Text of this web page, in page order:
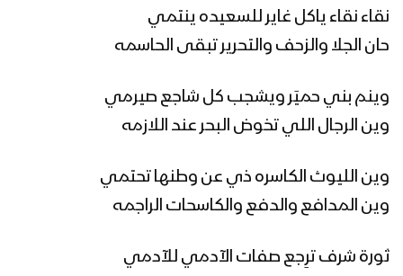
زامل فيلق الأهنوم – عيسى الليث
ساحة الإعداد – عيسى الليث
نقاء نقاء ياكل غاير للسعيده ينتمي
حان الجلا والزحف والتحرير تبقى الحاسمه
وينم بني حميَر ويشجب كل شاجع صيرمي
وين الرجال اللي تخوض البحر عند اللازمه
وين الليوث الكاسره ذي عن وطنها تحتمي
وين المدافع والدفع والكاسحات الراجمه
ثورة شرف ترِجع صفات الآدمي للآدمي